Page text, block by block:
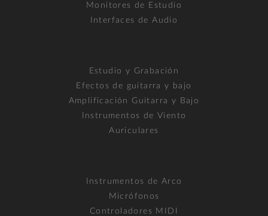
Monitores de Estudio
Interfaces de Audio
Estudio y Grabación
Efectos de guitarra y bajo
Amplificación Guitarra y Bajo
Instrumentos de Viento
Auriculares
Instrumentos de Arco
Micrófonos
Controladores MIDI